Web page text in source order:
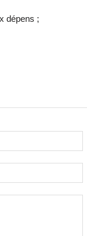
dépens ;